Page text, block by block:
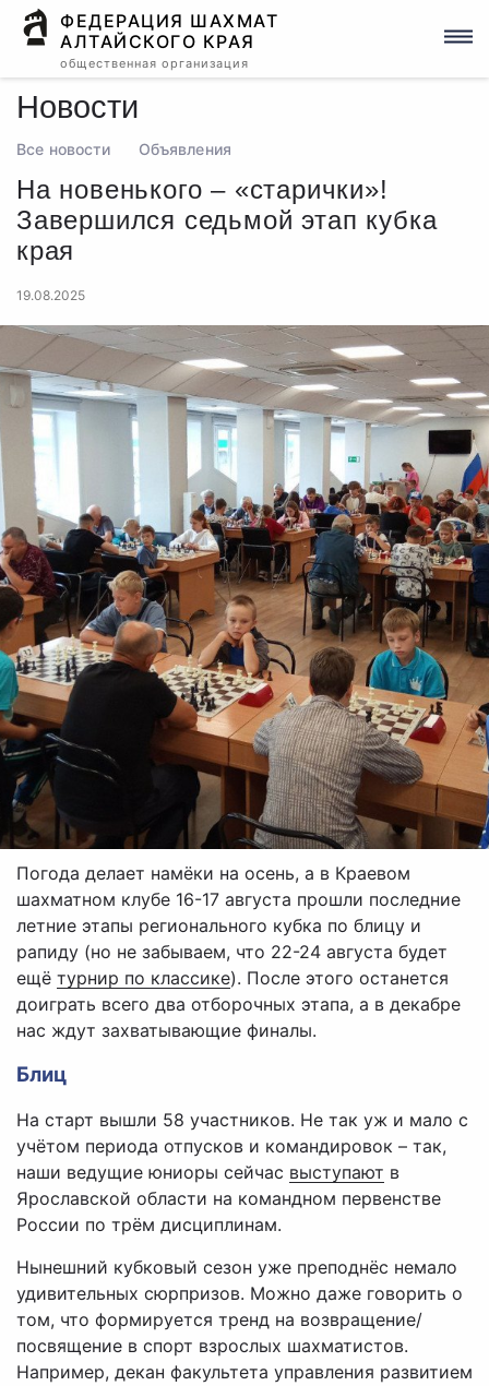
ФЕДЕРАЦИЯ ШАХМАТ
АЛТАЙСКОГО КРАЯ
общественная организация
Новости
Все новости Объявления
На новенького – «старички»!
Завершился седьмой этап кубка
края
19.08.2025
Погода делает намёки на осень, а в Краевом
шахматном клубе 16-17 августа прошли последние
летние этапы регионального кубка по блицу и
рапиду (но не забываем, что 22-24 августа будет
ещё турнир по классике). После этого останется
доиграть всего два отборочных этапа, а в декабре
нас ждут захватывающие финалы.
Блиц
На старт вышли 58 участников. Не так уж и мало с
учётом периода отпусков и командировок – так,
наши ведущие юниоры сейчас выступают в
Ярославской области на командном первенстве
России по трём дисциплинам.
Нынешний кубковый сезон уже преподнёс немало
удивительных сюрпризов. Можно даже говорить о
том, что формируется тренд на возвращение/
посвящение в спорт взрослых шахматистов.
Например, декан факультета управления развитием